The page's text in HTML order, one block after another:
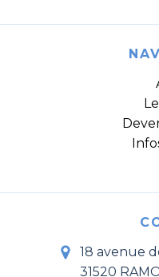
18 avenue
31520